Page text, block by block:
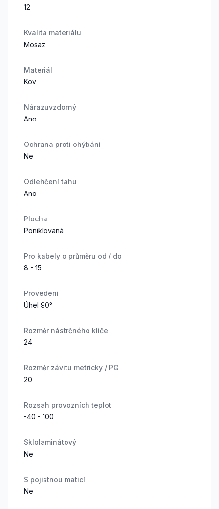
12
Kvalita materiálu
Mosaz
Materiál
Kov
Nárazuvzdorný
Ano
Ochrana proti ohýbání
Ne
Odlehčení tahu
Ano
Plocha
Poniklovaná
Pro kabely o průměru od / do
8 - 15
Provedení
Úhel 90°
Rozměr nástrčného klíče
24
Rozměr závitu metricky / PG
20
Rozsah provozních teplot
-40 - 100
Sklolaminátový
Ne
S pojistnou maticí
Ne